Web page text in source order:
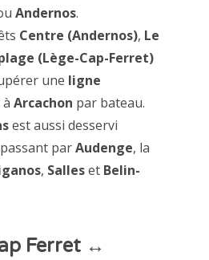
Andernos.
Centre (Andernos), Le
(Lège-Cap-Ferret)
une ligne
Arcachon par bateau.
est aussi desservi
passant parAudenge, la
, Salleset Belin-
Ferret ↔